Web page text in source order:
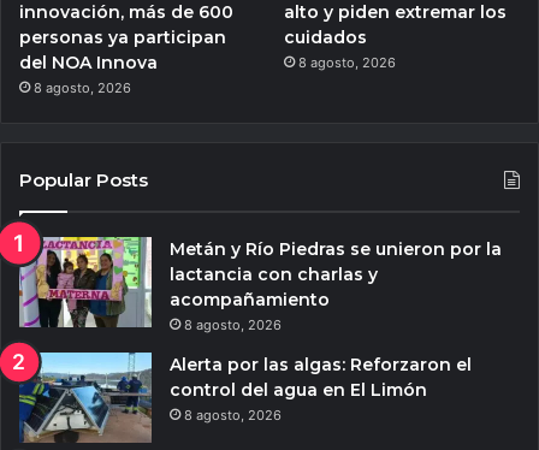
innovación, más de 600
personas ya participan
del NOA Innova
8 agosto, 2026
alto y piden extremar los
cuidados
8 agosto, 2026
Popular Posts
Metán y Río Piedras se unieron por la
lactancia con charlas y
acompañamiento
8 agosto, 2026
Alerta por las algas: Reforzaron el
control del agua en El Limón
8 agosto, 2026